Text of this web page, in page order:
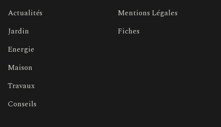
Actualités
Jardin
Energie
Maison
Travaux
Conseils
Mentions Légales
Fiches